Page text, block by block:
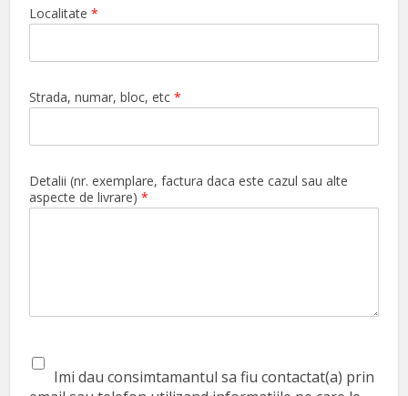
Localitate*
Strada, numar, bloc, etc*
Detalii (nr. exemplare, factura daca este cazul sau alte
aspecte de livrare)*
Imi dau consimtamantul sa fiu contactat(a) prin